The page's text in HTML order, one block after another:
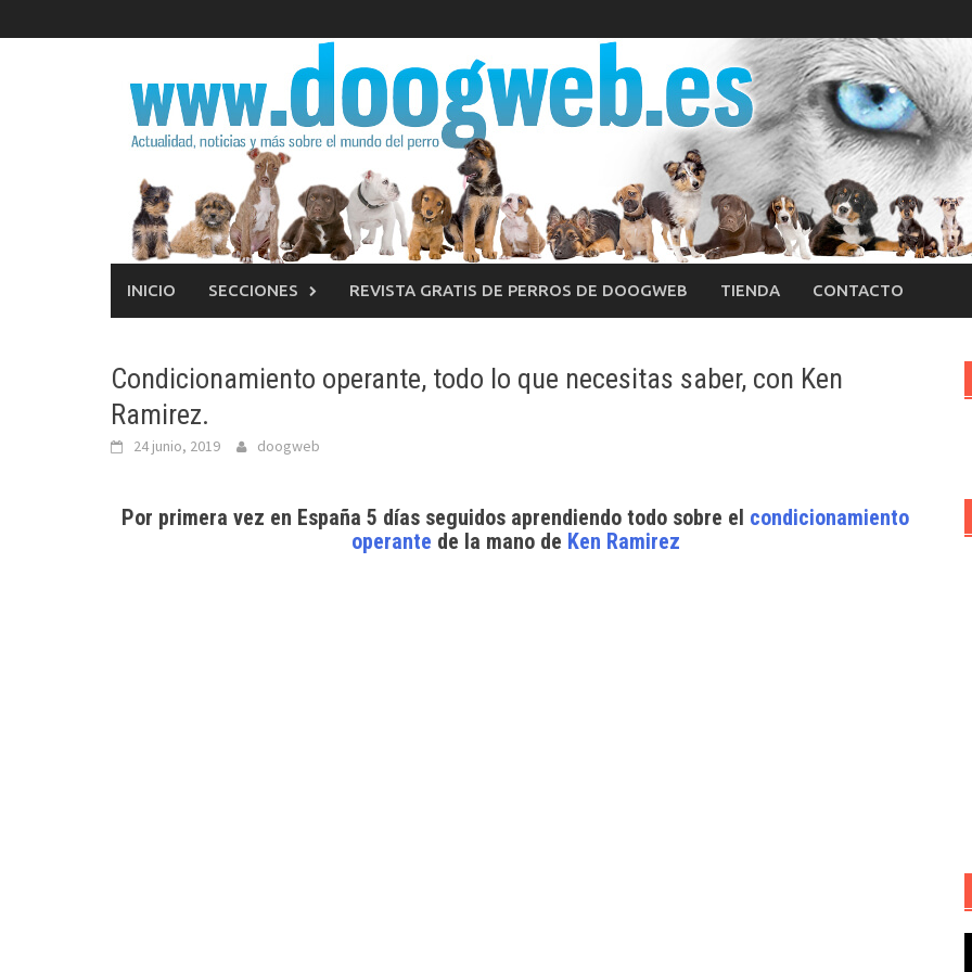
al
INICIO SECCIONES REVISTA GRATIS DE PERROS DE DOOGWEB TIENDA CONTACTO
Condicionamiento operante, todo lo que necesitas saber, con Ken
Ramirez.
24 junio, 2019 doogweb
Por primera vez en España 5 días seguidos aprendiendo todo sobre el condicionamiento
operante de la mano de Ken Ramirez